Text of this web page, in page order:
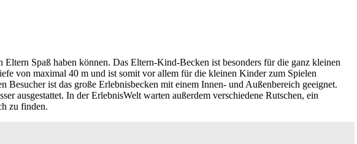
Spaß haben können. Das Eltern-Kind-Becken ist besonders für die ganz kleinen
von maximal 40 m und ist somit vor allem für die kleinen Kinder zum Spielen
ist das große Erlebnisbecken mit einem Innen- und Außenbereich geeignet.
ausgestattet. In der ErlebnisWelt warten außerdem verschiedene Rutschen, ein
zu finden.